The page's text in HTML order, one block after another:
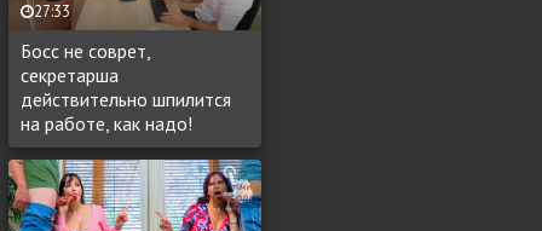
Босс не соврет,
секретарша
действительно шпилится
на работе, как надо!
27:33